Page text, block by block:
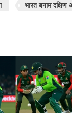
भारत बनाम दक्षिण